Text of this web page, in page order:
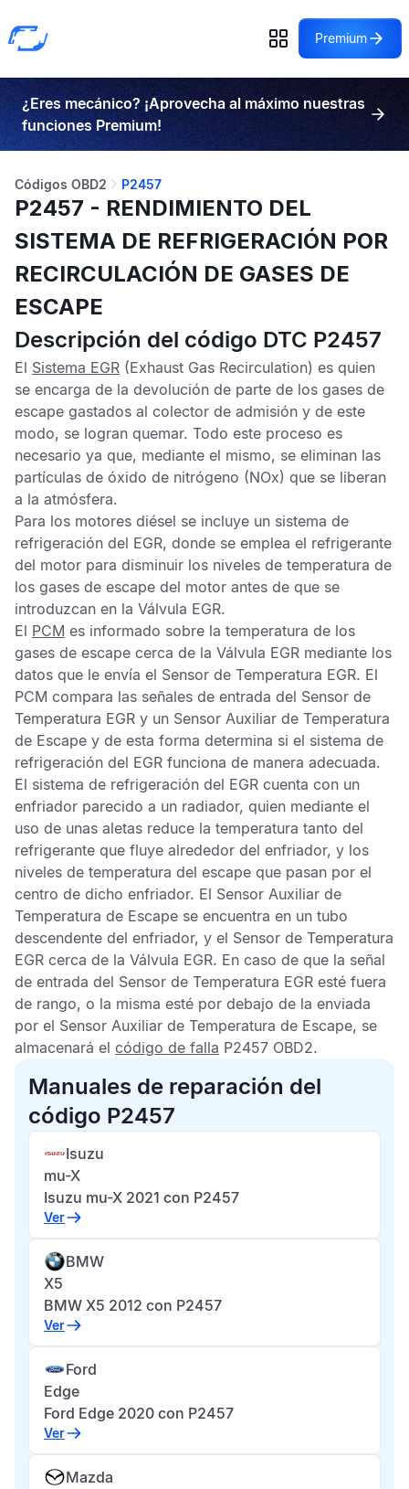
Premium
¿Eres mecánico? ¡Aprovecha al máximo nuestras
funciones Premium!
Códigos OBD2 P2457
P2457 - RENDIMIENTO DEL
SISTEMA DE REFRIGERACIÓN POR
RECIRCULACIÓN DE GASES DE
ESCAPE
Descripción del código DTC P2457
El Sistema EGR (Exhaust Gas Recirculation) es quien
se encarga de la devolución de parte de los gases de
escape gastados al colector de admisión y de este
modo, se logran quemar. Todo este proceso es
necesario ya que, mediante el mismo, se eliminan las
partículas de óxido de nitrógeno (NOx) que se liberan
a la atmósfera.
Para los motores diésel se incluye un sistema de
refrigeración del EGR, donde se emplea el refrigerante
del motor para disminuir los niveles de temperatura de
los gases de escape del motor antes de que se
introduzcan en la Válvula EGR.
El PCM es informado sobre la temperatura de los
gases de escape cerca de la Válvula EGR mediante los
datos que le envía el Sensor de Temperatura EGR. El
PCM compara las señales de entrada del Sensor de
Temperatura EGR y un Sensor Auxiliar de Temperatura
de Escape y de esta forma determina si el sistema de
refrigeración del EGR funciona de manera adecuada.
El sistema de refrigeración del EGR cuenta con un
enfriador parecido a un radiador, quien mediante el
uso de unas aletas reduce la temperatura tanto del
refrigerante que fluye alrededor del enfriador, y los
niveles de temperatura del escape que pasan por el
centro de dicho enfriador. El Sensor Auxiliar de
Temperatura de Escape se encuentra en un tubo
descendente del enfriador, y el Sensor de Temperatura
EGR cerca de la Válvula EGR. En caso de que la señal
de entrada del Sensor de Temperatura EGR esté fuera
de rango, o la misma esté por debajo de la enviada
por el Sensor Auxiliar de Temperatura de Escape, se
almacenará el código de falla P2457 OBD2.
Manuales de reparación del
código P2457
Isuzu
mu-X
Isuzu mu-X 2021 con P2457
Ver
BMW
X5
BMW X5 2012 con P2457
Ver
Ford
Edge
Ford Edge 2020 con P2457
Ver
Mazda